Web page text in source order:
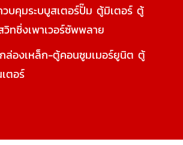
วบคุมระบบูสเตอร์ปั๊ม ตู้มิเตอร์ ตู้
ทชิ่งเพาเวอร์ซัพพลาย
ล่องเหล็ก-ตู้คอนซูมเมอร์ยูนิต ตู้
ตอร์